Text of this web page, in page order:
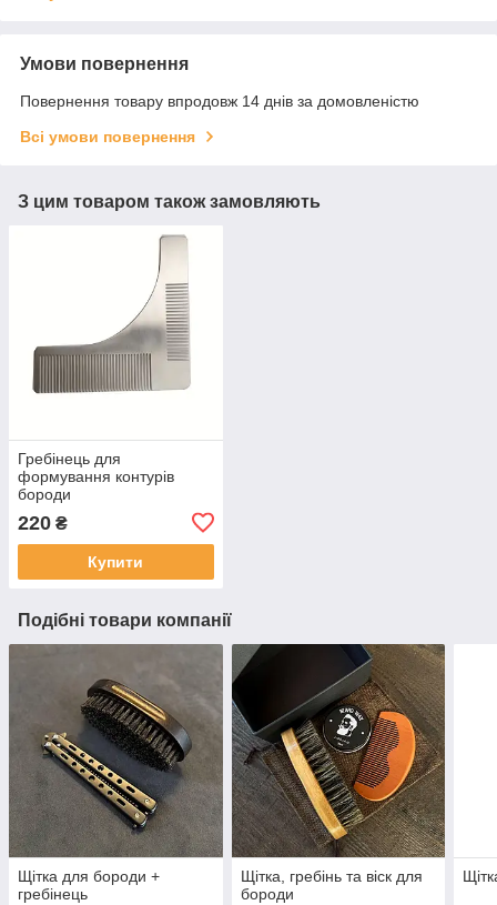
Умови повернення
Повернення товару впродовж 14 днів за домовленістю
Всі умови повернення
З цим товаром також замовляють
Гребінець для
формування контурів
бороди
220 ₴
Купити
Подібні товари компанії
Щітка для бороди +
гребінець
Щітка, гребінь та віск для
бороди